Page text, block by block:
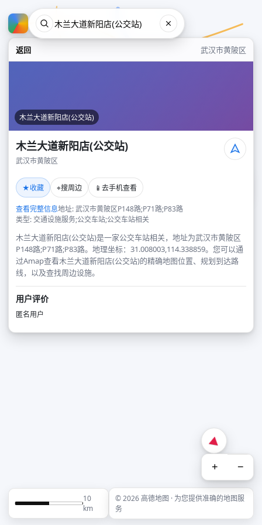
返回 武汉市黄陂区
木兰大道新阳店(公交站)
木兰大道新阳店(公交站)
武汉市黄陂区
★收藏 ⌖搜周边 📱 去手机查看
查看完整信息地址: 武汉市黄陂区P148路;P71路;P83路
类型: 交通设施服务;公交车站;公交车站相关
木兰大道新阳店(公交站)是一家公交车站相关，地址为武汉市黄陂区
P148路;P71路;P83路。地理坐标：31.008003,114.338859。您可以通
过Amap查看木兰大道新阳店(公交站)的精确地图位置、规划到达路
线，以及查找周边设施。
用户评价
匿名用户
+ −
10
km
© 2026 高德地图 · 为您提供准确的地图服
务